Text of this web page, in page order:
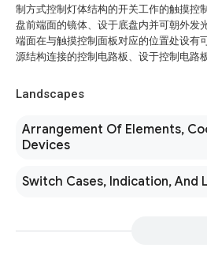
制方式控制灯体结构的开关工作的触摸控
盘前端面的镜体、设于底盘内并可朝外发
端面在与触摸控制面板对应的位置处设有
源结构连接的控制电路板、设于控制电路
Landscapes
Arrangement Of Elements,
Devices
Switch Cases, Indication, And